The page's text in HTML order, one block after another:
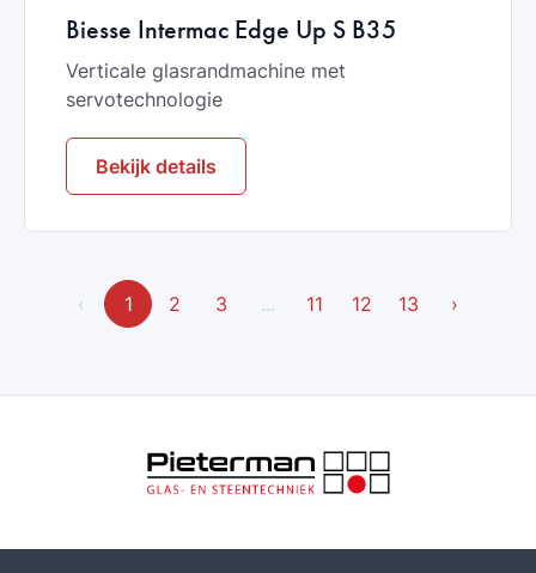
Biesse Intermac Edge Up S B35
Verticale glasrandmachine met
servotechnologie
Bekijk details
‹ 1 2 3 ... 11 12 13 ›